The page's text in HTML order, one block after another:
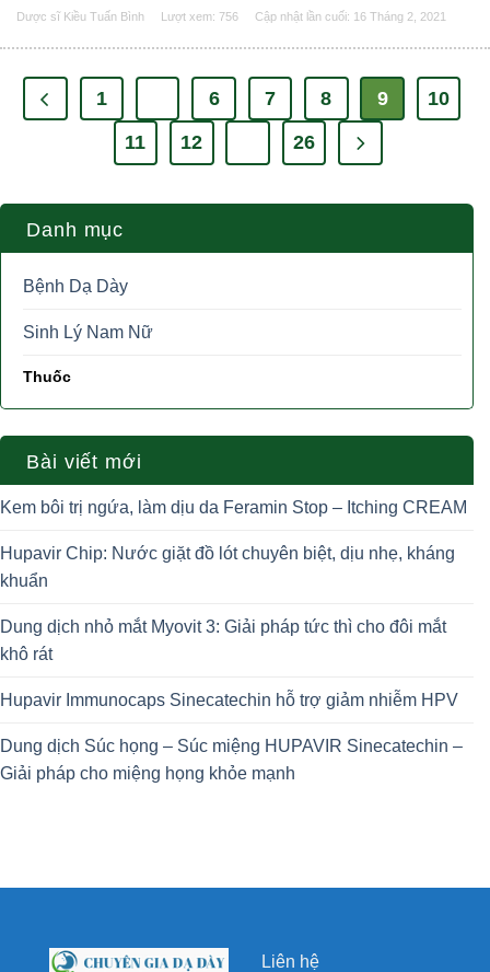
mụn trứng cá, tăng tiết bã nhờn,…......
Dược sĩ Kiều Tuấn Bình Lượt xem: 756 Cập nhật lần cuối: 16 Tháng 2, 2021
1 6 7 8 9 10
11 12 26
Danh mục
Bệnh Dạ Dày
Sinh Lý Nam Nữ
Thuốc
Bài viết mới
Kem bôi trị ngứa, làm dịu da Feramin Stop – Itching CREAM
Hupavir Chip: Nước giặt đồ lót chuyên biệt, dịu nhẹ, kháng
khuẩn
Dung dịch nhỏ mắt Myovit 3: Giải pháp tức thì cho đôi mắt
khô rát
Hupavir Immunocaps Sinecatechin hỗ trợ giảm nhiễm HPV
Dung dịch Súc họng – Súc miệng HUPAVIR Sinecatechin –
Giải pháp cho miệng họng khỏe mạnh
Liên hệ